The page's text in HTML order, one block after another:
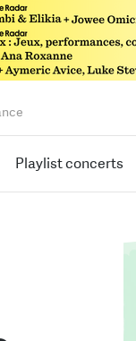
Playlist concerts